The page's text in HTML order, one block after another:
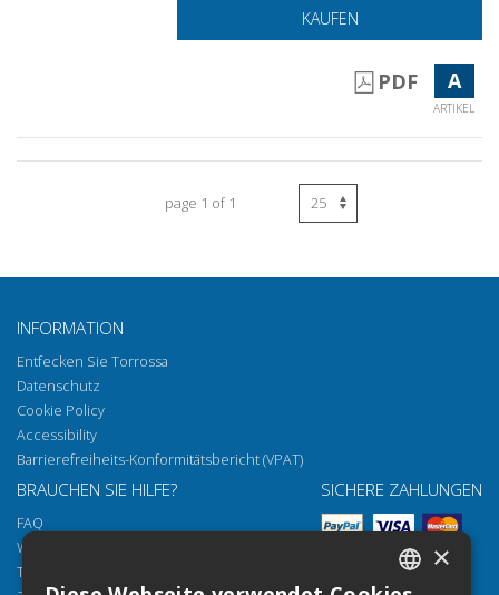
KAUFEN
PDF A
ARTIKEL
page 1 of 1
INFORMATION
Entfecken Sie Torrossa
Datenschutz
Cookie Policy
Accessibility
Barrierefreiheits-Konformitätsbericht (VPAT)
BRAUCHEN SIE HILFE?
FAQ
Wie öffnen Sie unsere Dokumente
Torrossa Reader
SICHERE ZAHLUNGEN
×